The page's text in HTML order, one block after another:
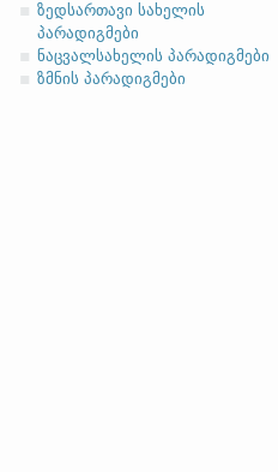
ზედსართავი სახელის
პარადიგმები
ნაცვალსახელის პარადიგმები
ზმნის პარადიგმები